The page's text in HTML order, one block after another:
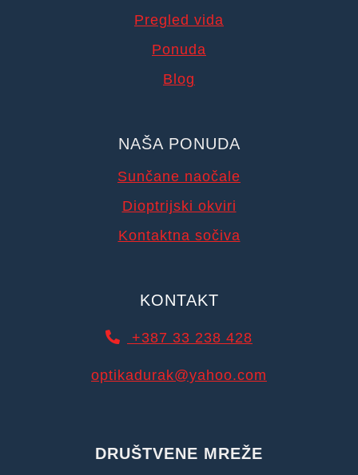
Pregled vida
Ponuda
Blog
NAŠA PONUDA
Sunčane naočale
Dioptrijski okviri
Kontaktna sočiva
KONTAKT
+387 33 238 428
optikadurak@yahoo.com
DRUŠTVENE MREŽE